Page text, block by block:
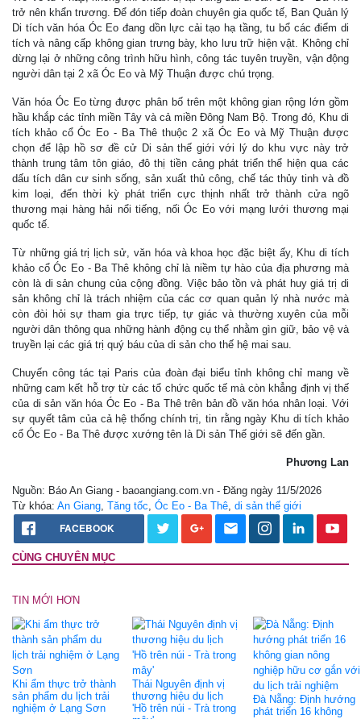
trở nên khẩn trương. Để đón tiếp đoàn chuyên gia quốc tế, Ban Quản lý
Di tích văn hóa Óc Eo đang dồn lực cải tạo hạ tầng, tu bổ các điểm di
tích và nâng cấp không gian trưng bày, kho lưu trữ hiện vật. Không chỉ
dừng lại ở những công trình hữu hình, công tác tuyên truyền, vận động
người dân tại 2 xã Óc Eo và Mỹ Thuận được chú trọng.
Văn hóa Óc Eo từng được phân bố trên một không gian rộng lớn gồm
hầu khắp các tỉnh miền Tây và cả miền Đông Nam Bộ. Trong đó, Khu di
tích khảo cổ Óc Eo - Ba Thê thuộc 2 xã Óc Eo và Mỹ Thuận được
chọn để lập hồ sơ đề cử Di sản thế giới với lý do khu vực này trở
thành trung tâm tôn giáo, đô thị tiền cảng phát triển thể hiện qua các
dấu tích dân cư sinh sống, sản xuất thủ công, chế tác thủy tinh và đồ
kim loại, đến thời kỳ phát triển cực thịnh nhất trở thành cửa ngõ
thương mại hàng hải nổi tiếng, nối Óc Eo với mạng lưới thương mại
quốc tế.
Từ những giá trị lịch sử, văn hóa và khoa học đặc biệt ấy, Khu di tích
khảo cổ Óc Eo - Ba Thê không chỉ là niềm tự hào của địa phương mà
còn là di sản chung của cộng đồng. Việc bảo tồn và phát huy giá trị di
sản không chỉ là trách nhiệm của các cơ quan quản lý nhà nước mà
còn đòi hỏi sự tham gia trực tiếp, tự giác và thường xuyên của mỗi
người dân thông qua những hành động cụ thể nhằm gìn giữ, bảo vệ và
truyền lại các giá trị quý báu của di sản cho thế hệ mai sau.
Chuyến công tác tại Paris của đoàn đại biểu tỉnh không chỉ mang về
những cam kết hỗ trợ từ các tổ chức quốc tế mà còn khẳng định vị thế
của di sản văn hóa Óc Eo - Ba Thê trên bản đồ văn hóa nhân loại. Với
sự quyết tâm của cả hệ thống chính trị, tin rằng ngày Khu di tích khảo
cổ Óc Eo - Ba Thê được xướng tên là Di sản Thế giới sẽ đến gần.
Phương Lan
Nguồn: Báo An Giang - baoangiang.com.vn - Đăng ngày 11/5/2026
Từ khóa: An Giang, Tăng tốc, Óc Eo - Ba Thê, di sản thế giới
FACEBOOK
CÙNG CHUYÊN MỤC
TIN MỚI HƠN
Khi ẩm thực trở thành
sản phẩm du lịch trải
nghiệm ở Lạng Sơn
Thái Nguyên định vị
thương hiệu du lịch
'Hồ trên núi - Trà trong
Đà Nẵng: Định hướng
phát triển 16 không